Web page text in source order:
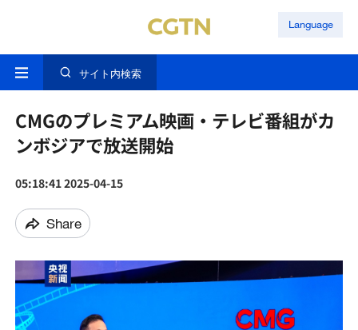
Language
サイト内検索
CMGのプレミアム映画・テレビ番組がカ
ンボジアで放送開始
05:18:41 2025-04-15
Share